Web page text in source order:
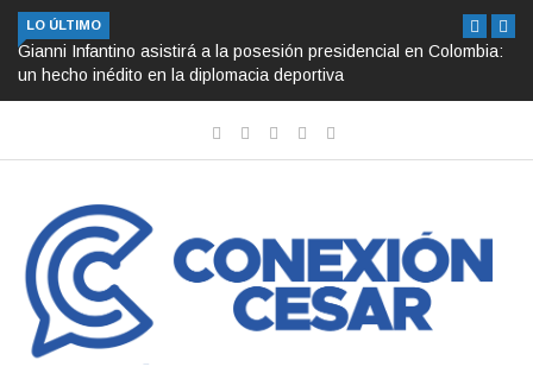
LO ÚLTIMO
Gianni Infantino asistirá a la posesión presidencial en Colombia:
un hecho inédito en la diplomacia deportiva